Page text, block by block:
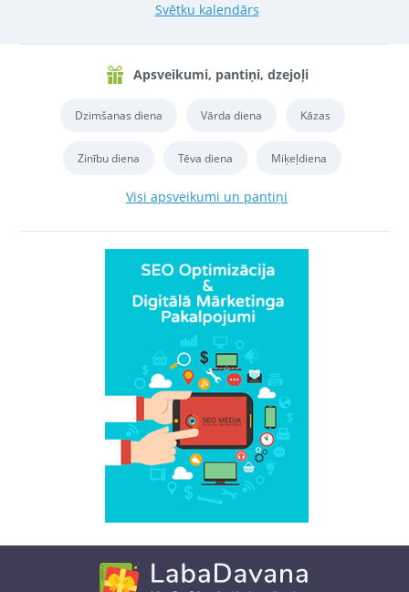
Svētku kalendārs
Apsveikumi, pantiņi, dzejoļi
Dzimšanas diena Vārda diena Kāzas
Zinību diena Tēva diena Miķeļdiena
Visi apsveikumi un pantiņi